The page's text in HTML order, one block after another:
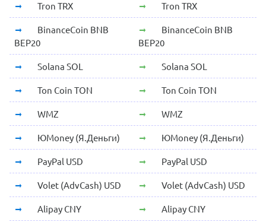
Tron TRX Tron TRX
BinanceCoin BNB
BEP20
BinanceCoin BNB
BEP20
Solana SOL Solana SOL
Ton Coin TON Ton Coin TON
WMZ WMZ
ЮMoney (Я.Деньги) ЮMoney (Я.Деньги)
PayPal USD PayPal USD
Volet (AdvCash) USD Volet (AdvCash) USD
Alipay CNY Alipay CNY